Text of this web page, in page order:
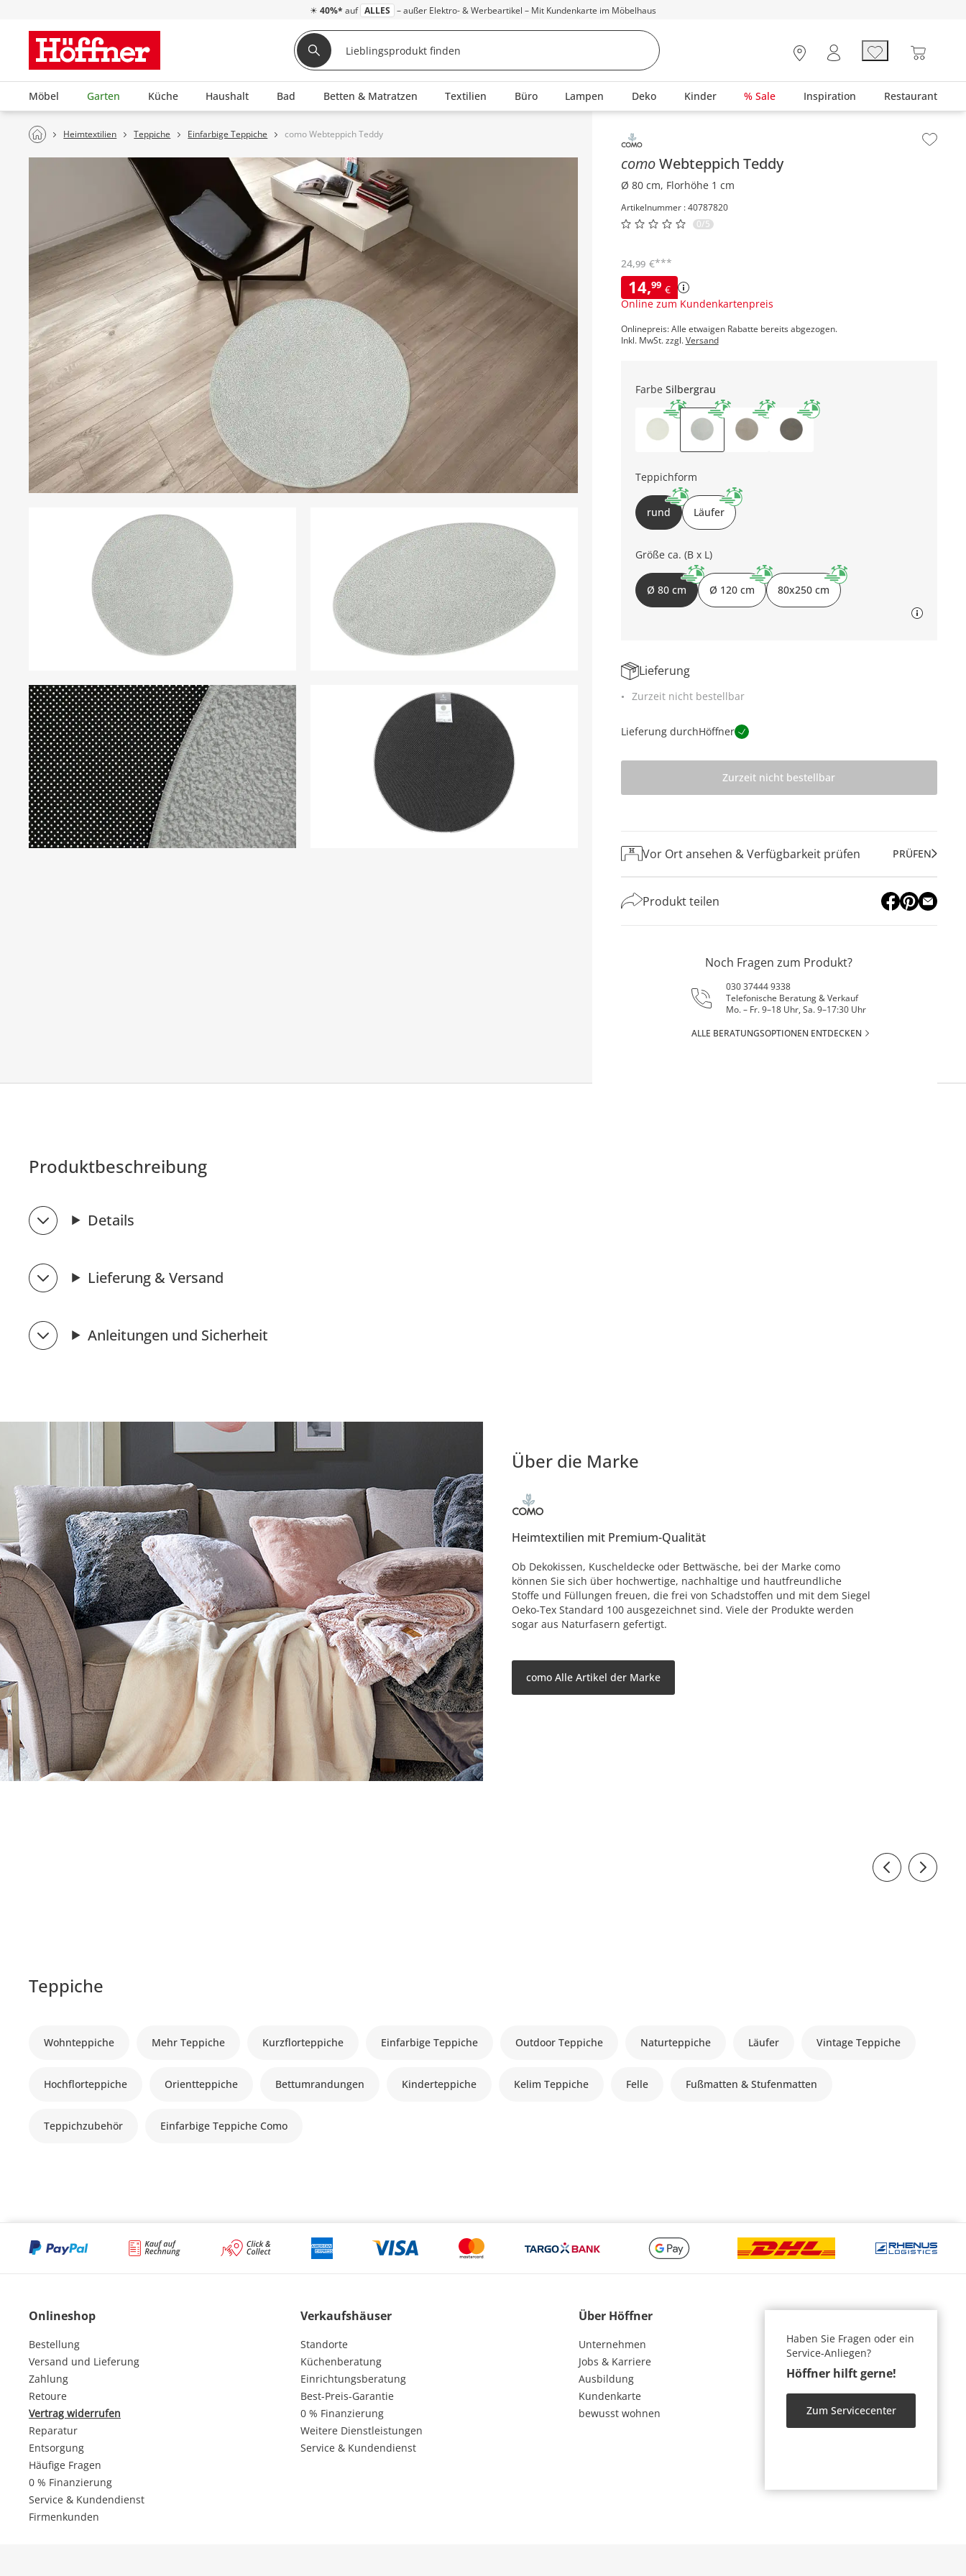
☀ 40%* auf ALLES – außer Elektro- & Werbeartikel – Mit Kundenkarte im Möbelhaus
Möbel Garten Küche Haushalt Bad Betten & Matratzen Textilien Büro Lampen Deko Kinder % Sale Inspiration Restaurant
Heimtextilien Teppiche Einfarbige Teppiche como Webteppich Teddy Inhalt der Seitenleiste überspringen - Zum Seitenende
comoWebteppich Teddy
Ø 80 cm, Florhöhe 1 cm
Artikelnummer : 40787820
0/5
14,99 €
Online zum Kundenkartenpreis
24,99 €***
Onlinepreis: Alle etwaigen Rabatte bereits abgezogen.
Inkl. MwSt. zzgl.Versand
Farbe Silbergrau
Teppichform
rund Läufer
Größe ca. (B x L)
Ø 80 cm Ø 120 cm 80x250 cm
Lieferung
Zurzeit nicht bestellbar
Lieferung durchHöffner
Zurzeit nicht bestellbar
Vor Ort ansehen & Verfügbarkeit prüfen PRÜFEN
Produkt teilen
Noch Fragen zum Produkt?
030 37444 9338
Telefonische Beratung & Verkauf
Mo. – Fr. 9–18 Uhr, Sa. 9–17:30 Uhr
ALLE BERATUNGSOPTIONEN ENTDECKEN
Produktbeschreibung
Details
Lieferung & Versand
Anleitungen und Sicherheit
Über die Marke
Heimtextilien mit Premium-Qualität
Ob Dekokissen, Kuscheldecke oder Bettwäsche, bei der Marke como
können Sie sich über hochwertige, nachhaltige und hautfreundliche
Stoffe und Füllungen freuen, die frei von Schadstoffen und mit dem Siegel
Oeko-Tex Standard 100 ausgezeichnet sind. Viele der Produkte werden
sogar aus Naturfasern gefertigt.
como Alle Artikel der Marke
Teppiche
Wohnteppiche Mehr Teppiche Kurzflorteppiche Einfarbige Teppiche Outdoor Teppiche Naturteppiche Läufer Vintage Teppiche
Hochflorteppiche Orientteppiche Bettumrandungen Kinderteppiche Kelim Teppiche Felle Fußmatten & Stufenmatten
Teppichzubehör Einfarbige Teppiche Como
Onlineshop
Bestellung
Versand und Lieferung
Zahlung
Retoure
Vertrag widerrufen
Reparatur
Entsorgung
Häufige Fragen
0 % Finanzierung
Service & Kundendienst
Firmenkunden
Verkaufshäuser
Standorte
Küchenberatung
Einrichtungsberatung
Best-Preis-Garantie
0 % Finanzierung
Weitere Dienstleistungen
Service & Kundendienst
Über Höffner
Unternehmen
Jobs & Karriere
Ausbildung
Kundenkarte
bewusst wohnen
Haben Sie Fragen oder ein
Service-Anliegen?
Höffner hilft gerne!
Zum Servicecenter